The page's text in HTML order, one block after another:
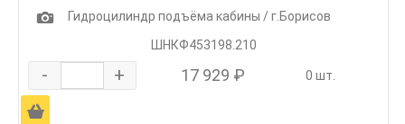
1
Гидроцилиндр подъёма кабины / г.Борисов
ШНКФ453198.210
- + 17 929 ₽ 0 шт.
Ä